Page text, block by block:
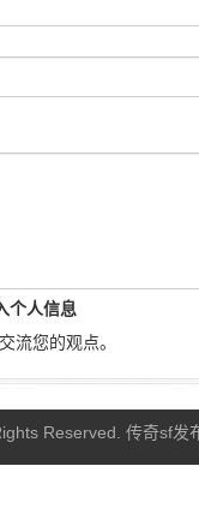
个人信息
流您的观点。
Reserved. 传奇sf发